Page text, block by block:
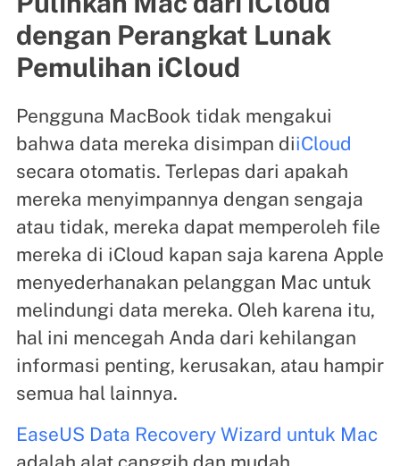
dengan Perangkat Lunak
Pemulihan iCloud
Pengguna MacBook tidak mengakui
bahwa data mereka disimpan diiCloud
secara otomatis. Terlepas dari apakah
mereka menyimpannya dengan sengaja
atau tidak, mereka dapat memperoleh file
mereka di iCloud kapan saja karena Apple
menyederhanakan pelanggan Mac untuk
melindungi data mereka. Oleh karena itu,
hal ini mencegah Anda dari kehilangan
informasi penting, kerusakan, atau hampir
semua hal lainnya.
EaseUS Data Recovery Wizard untuk Mac